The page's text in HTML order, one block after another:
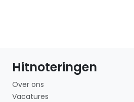
Hitnoteringen
Over ons
Vacatures